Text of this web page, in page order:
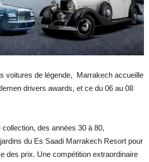
voitures de légende, Marrakech accueille
drivers awards, et ce du 06 au 08
des années 30 à 80,
du Es Saadi Marrakech Resort pour
des prix. Une compétition extraordinaire